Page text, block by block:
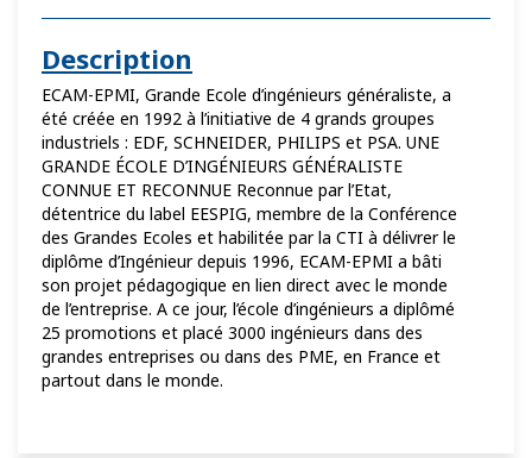
Description
ECAM-EPMI, Grande Ecole d’ingénieurs généraliste, a
été créée en 1992 à l’initiative de 4 grands groupes
industriels : EDF, SCHNEIDER, PHILIPS et PSA. UNE
GRANDE ÉCOLE D’INGÉNIEURS GÉNÉRALISTE
CONNUE ET RECONNUE Reconnue par l’Etat,
détentrice du label EESPIG, membre de la Conférence
des Grandes Ecoles et habilitée par la CTI à délivrer le
diplôme d’Ingénieur depuis 1996, ECAM-EPMI a bâti
son projet pédagogique en lien direct avec le monde
de l’entreprise. A ce jour, l’école d’ingénieurs a diplômé
25 promotions et placé 3000 ingénieurs dans des
grandes entreprises ou dans des PME, en France et
partout dans le monde.